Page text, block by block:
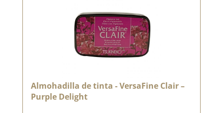
Almohadilla de tinta - VersaFine Clair –
Purple Delight